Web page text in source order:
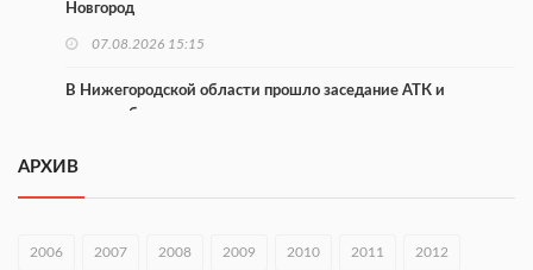
Новгород
07.08.2026 15:15
В Нижегородской области прошло заседание АТК и
оперштаба
В Чкаловске спустили на воду «Метеор-120Р»
АРХИВ
2006 2007 2008 2009 2010 2011 2012